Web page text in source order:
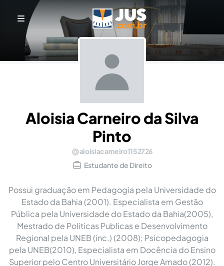
Aloisia Carneiro da Silva
Pinto
aloisiacarneiro1152726
Estudante de Direito
Possui graduação em Pedagogia pela Universidade do
Estado da Bahia (2001). Especialista em Gestão
Pública pela Universidade do Estado da Bahia(2005),
Mestrado de Politicas Publicas e Desenvolvimento
Regional pela UNEB (inc.) (2008); Psicopedagogia
pela UNEB(2010), Especialista em Docência do Ensino
Superior pelo Centro Universitário Jorge Amado (2012).